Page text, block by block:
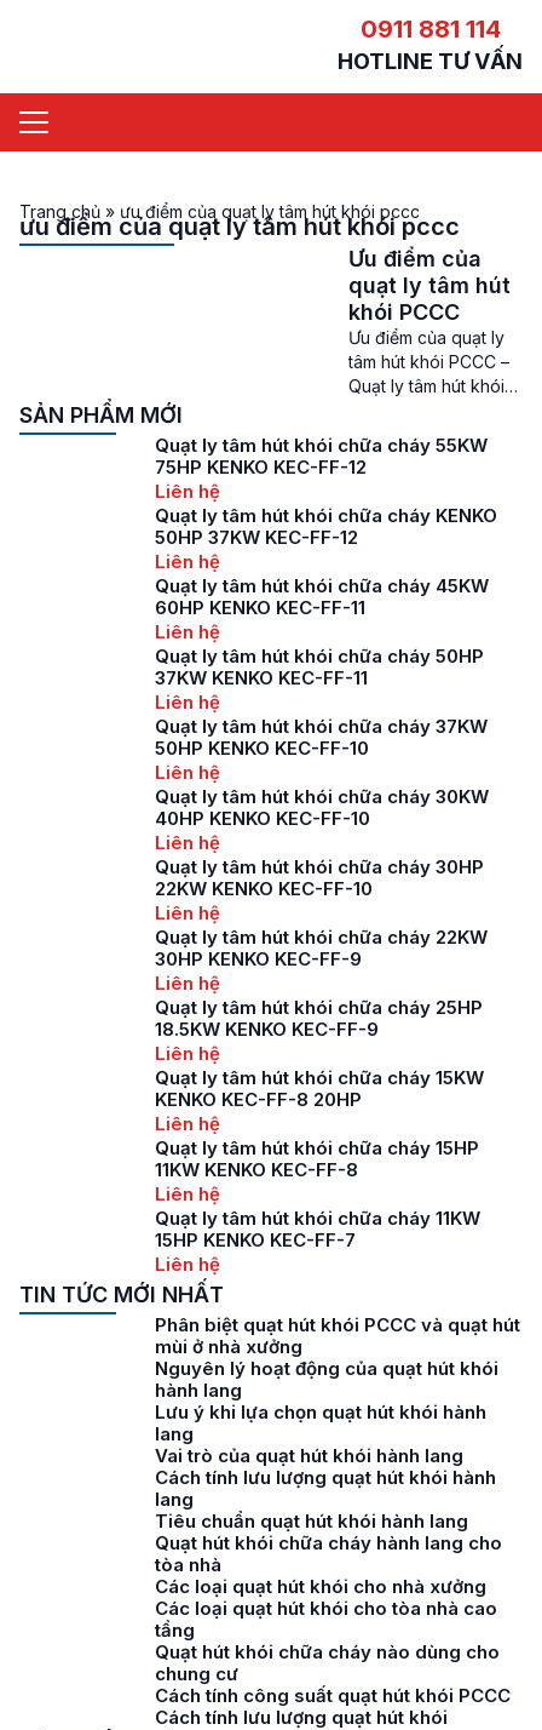
0911 881 114
HOTLINE TƯ VẤN
Trang chủ » ưu điểm của quạt ly tâm hút khói pccc
ưu điểm của quạt ly tâm hút khói pccc
Ưu điểm của
quạt ly tâm hút
khói PCCC
Ưu điểm của quạt ly
tâm hút khói PCCC –
Quạt ly tâm hút khói
tâm hút khói PCCC là
loại quạt ly tâm công
ở hệ thống thông gió,
hút khói được sử
các tòa nhà cao tầng,
khu công nghiệp và
SẢN PHẨM MỚI
Quạt ly tâm hút khói chữa cháy 55KW
75HP KENKO KEC-FF-12
Liên hệ
Quạt ly tâm hút khói chữa cháy KENKO
50HP 37KW KEC-FF-12
Liên hệ
Quạt ly tâm hút khói chữa cháy 45KW
60HP KENKO KEC-FF-11
Liên hệ
Quạt ly tâm hút khói chữa cháy 50HP
37KW KENKO KEC-FF-11
Liên hệ
Quạt ly tâm hút khói chữa cháy 37KW
50HP KENKO KEC-FF-10
Liên hệ
Quạt ly tâm hút khói chữa cháy 30KW
40HP KENKO KEC-FF-10
Liên hệ
Quạt ly tâm hút khói chữa cháy 30HP
22KW KENKO KEC-FF-10
Liên hệ
Quạt ly tâm hút khói chữa cháy 22KW
30HP KENKO KEC-FF-9
Liên hệ
Quạt ly tâm hút khói chữa cháy 25HP
18.5KW KENKO KEC-FF-9
Liên hệ
Quạt ly tâm hút khói chữa cháy 15KW
KENKO KEC-FF-8 20HP
Liên hệ
Quạt ly tâm hút khói chữa cháy 15HP
11KW KENKO KEC-FF-8
Liên hệ
Quạt ly tâm hút khói chữa cháy 11KW
15HP KENKO KEC-FF-7
Liên hệ
TIN TỨC MỚI NHẤT
Phân biệt quạt hút khói PCCC và quạt hút
mùi ở nhà xưởng
Nguyên lý hoạt động của quạt hút khói
hành lang
Lưu ý khi lựa chọn quạt hút khói hành
lang
Vai trò của quạt hút khói hành lang
Cách tính lưu lượng quạt hút khói hành
lang
Tiêu chuẩn quạt hút khói hành lang
Quạt hút khói chữa cháy hành lang cho
tòa nhà
Các loại quạt hút khói cho nhà xưởng
Các loại quạt hút khói cho tòa nhà cao
tầng
Quạt hút khói chữa cháy nào dùng cho
chung cư
Cách tính công suất quạt hút khói PCCC
Cách tính lưu lượng quạt hút khói